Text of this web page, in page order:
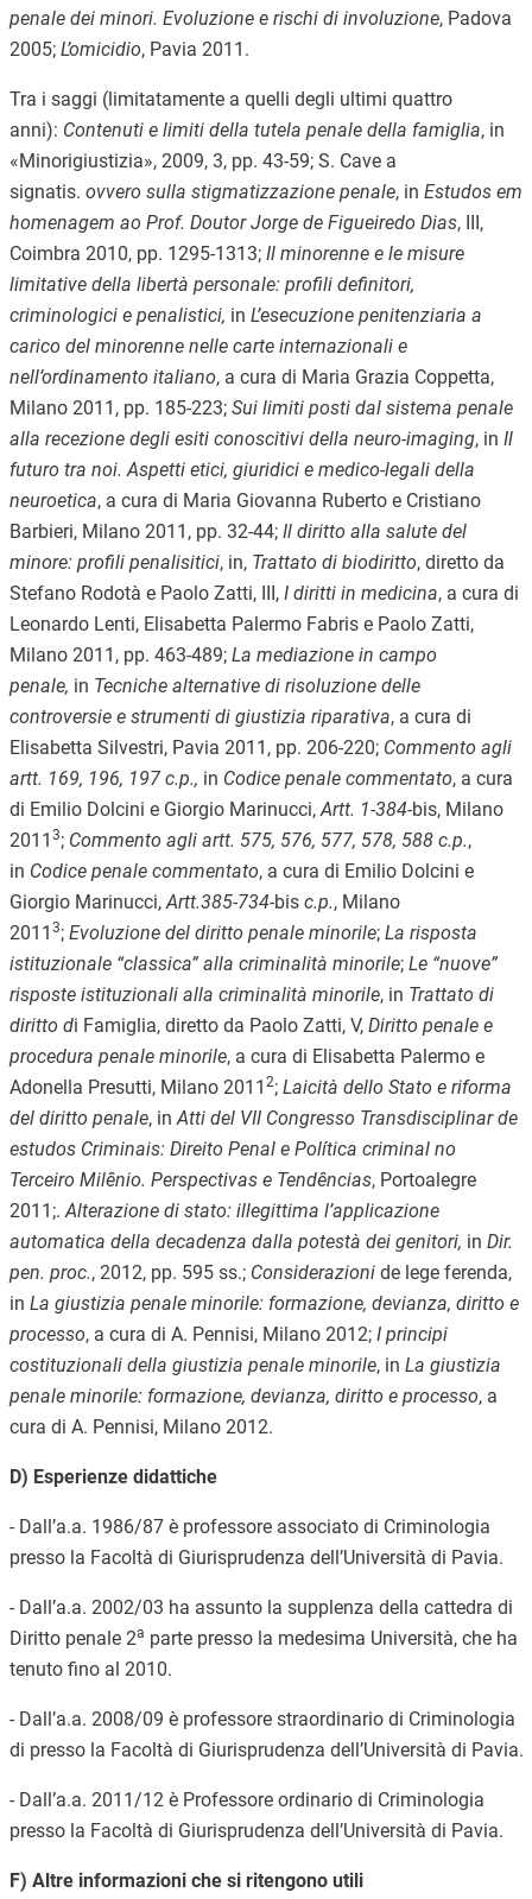
penale dei minori. Evoluzione e rischi di involuzione, Padova
2005; L’omicidio, Pavia 2011.
Tra i saggi (limitatamente a quelli degli ultimi quattro
anni): Contenuti e limiti della tutela penale della famiglia, in
«Minorigiustizia», 2009, 3, pp. 43-59; S. Cave a
signatis. ovvero sulla stigmatizzazione penale, in Estudos em
homenagem ao Prof. Doutor Jorge de Figueiredo Dias, III,
Coimbra 2010, pp. 1295-1313; Il minorenne e le misure
limitative della libertà personale: profili definitori,
criminologici e penalistici, in L’esecuzione penitenziaria a
carico del minorenne nelle carte internazionali e
nell’ordinamento italiano, a cura di Maria Grazia Coppetta,
Milano 2011, pp. 185-223; Sui limiti posti dal sistema penale
alla recezione degli esiti conoscitivi della neuro-imaging, in Il
futuro tra noi. Aspetti etici, giuridici e medico-legali della
neuroetica, a cura di Maria Giovanna Ruberto e Cristiano
Barbieri, Milano 2011, pp. 32-44; Il diritto alla salute del
minore: profili penalisitici, in, Trattato di biodiritto, diretto da
Stefano Rodotà e Paolo Zatti, III, I diritti in medicina, a cura di
Leonardo Lenti, Elisabetta Palermo Fabris e Paolo Zatti,
Milano 2011, pp. 463-489; La mediazione in campo
penale, in Tecniche alternative di risoluzione delle
controversie e strumenti di giustizia riparativa, a cura di
Elisabetta Silvestri, Pavia 2011, pp. 206-220; Commento agli
artt. 169, 196, 197 c.p., in Codice penale commentato, a cura
di Emilio Dolcini e Giorgio Marinucci,Artt. 1-384-bis, Milano
2011 3; Commento agli artt. 575, 576, 577, 578, 588 c.p.,
in Codice penale commentato, a cura di Emilio Dolcini e
Giorgio Marinucci,Artt.385-734-bisc.p., Milano
2011 3; Evoluzione del diritto penale minorile; La risposta
istituzionale “classica” alla criminalità minorile; Le “nuove”
risposte istituzionali alla criminalità minorile, in Trattato di
diritto di Famiglia, diretto da Paolo Zatti, V, Diritto penale e
procedura penale minorile, a cura di Elisabetta Palermo e
Adonella Presutti, Milano 2011 2; Laicità dello Stato e riforma
del diritto penale, in Atti del VII Congresso Transdisciplinar de
estudos Criminais: Direito Penal e Política criminal no
Terceiro Milênio. Perspectivas e Tendências, Portoalegre
2011;. Alterazione di stato: illegittima l’applicazione
automatica della decadenza dalla potestà dei genitori, in Dir.
pen. proc., 2012, pp. 595 ss.; Considerazionide lege ferenda,
in La giustizia penale minorile: formazione, devianza, diritto e
processo, a cura di A. Pennisi, Milano 2012; I principi
costituzionali della giustizia penale minorile, in La giustizia
penale minorile: formazione, devianza, diritto e processo, a
cura di A. Pennisi, Milano 2012.
D) Esperienze didattiche
- Dall’a.a. 1986/87 è professore associato di Criminologia
presso la Facoltà di Giurisprudenza dell’Università di Pavia.
- Dall’a.a. 2002/03 ha assunto la supplenza della cattedra di
Diritto penale 2a parte presso la medesima Università, che ha
tenuto fino al 2010.
- Dall’a.a. 2008/09 è professore straordinario di Criminologia
di presso la Facoltà di Giurisprudenza dell’Università di Pavia.
- Dall’a.a. 2011/12 è Professore ordinario di Criminologia
presso la Facoltà di Giurisprudenza dell’Università di Pavia.
F) Altre informazioni che si ritengono utili